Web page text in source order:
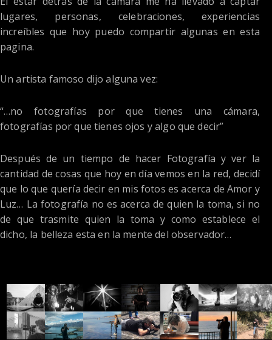
lugares, personas, celebraciones, experiencias
increíbles que hoy puedo compartir algunas en esta
pagina.
Un artista famoso dijo alguna vez:
“…no fotografías por que tienes una cámara,
fotografías por que tienes ojos y algo que decir”
Después de un tiempo de hacer Fotografía y ver la
cantidad de cosas que hoy en día vemos en la red, decidí
que lo que quería decir en mis fotos es acerca de Amor y
Luz… La fotografía no es acerca de quien la toma, si no
de que trasmite quien la toma y como establece el
dicho, la belleza esta en la mente del observador…